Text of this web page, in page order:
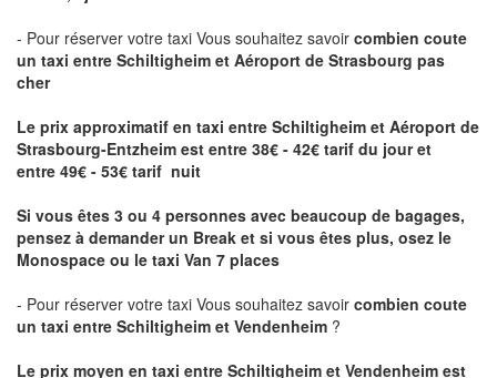
- Pour réserver votre taxi Vous souhaitez savoir combien coute
un taxi entre Schiltigheim et Aéroport de Strasbourg pas
cher
Le prix approximatif en taxi entre Schiltigheim et Aéroport de
Strasbourg-Entzheim est entre 38€ - 42€ tarif du jour et
entre 49€ - 53€ tarif nuit
Si vous êtes 3 ou 4 personnes avec beaucoup de bagages,
pensez à demander un Break et si vous êtes plus, osez le
Monospace ou le taxi Van 7 places
- Pour réserver votre taxi Vous souhaitez savoir combien coute
un taxi entre Schiltigheim et Vendenheim ?
Le prix moyen en taxi entre Schiltigheim et Vendenheim est